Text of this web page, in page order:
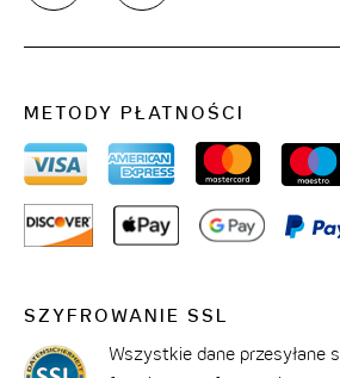
METODY PŁATNOŚCI
SZYFROWANIE SSL
Wszystkie dane przesyłane